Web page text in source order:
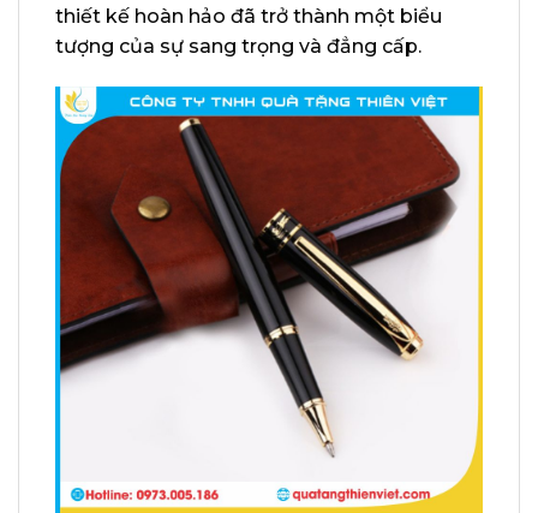
thiết kế hoàn hảo đã trở thành một biểu
tượng của sự sang trọng và đẳng cấp.